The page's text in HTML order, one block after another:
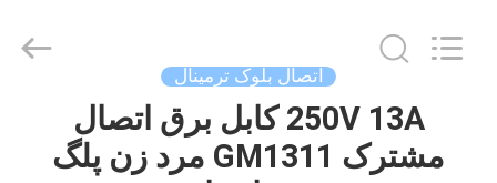
صفحه
اصلی
Electronic
اتصال بلوک ترمینال
250V 13A کابل برق اتصال
مشترک GM1311 مرد زن پلگ